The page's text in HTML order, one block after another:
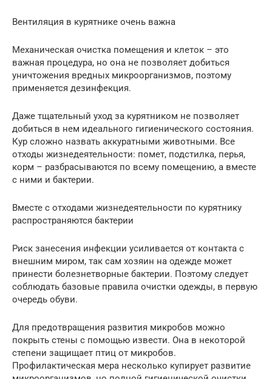
Вентиляция в курятнике очень важна
Механическая очистка помещения и клеток – это
важная процедура, но она не позволяет добиться
уничтожения вредных микроорганизмов, поэтому
применяется дезинфекция.
Даже тщательный уход за курятником не позволяет
добиться в нем идеального гигиенического состояния.
Кур сложно назвать аккуратными животными. Все
отходы жизнедеятельности: помет, подстилка, перья,
корм – разбрасываются по всему помещению, а вместе
с ними и бактерии.
Вместе с отходами жизнедеятельности по курятнику
распространяются бактерии
Риск занесения инфекции усиливается от контакта с
внешним миром, так сам хозяин на одежде может
принести болезнетворные бактерии. Поэтому следует
соблюдать базовые правила очистки одежды, в первую
очередь обуви.
Для предотвращения развития микробов можно
покрыть стены с помощью извести. Она в некоторой
степени защищает птиц от микробов.
Профилактическая мера несколько купирует развитие